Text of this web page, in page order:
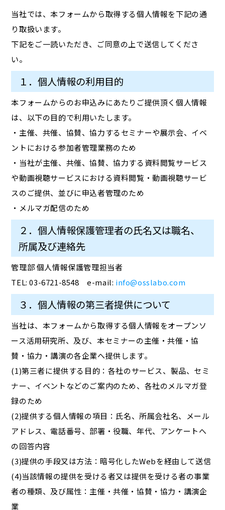
当社では、本フォームから取得する個人情報を下記の通
り取扱います。
下記をご一読いただき、ご同意の上で送信してくださ
い。
１．個人情報の利用目的
本フォームからのお申込みにあたりご提供頂く個人情報
は、以下の目的で利用いたします。
・主催、共催、協賛、協力するセミナーや展示会、イベ
ントにおける参加者管理業務のため
・当社が主催、共催、協賛、協力する資料閲覧サービス
や動画視聴サービスにおける資料閲覧・動画視聴サービ
スのご提供、並びに申込者管理のため
・メルマガ配信のため
２．個人情報保護管理者の氏名又は職名、
所属及び連絡先
管理部 個人情報保護管理担当者
TEL: 03-6721-8548 e-mail: info@osslabo.com
３．個人情報の第三者提供について
当社は、本フォームから取得する個人情報をオープンソ
ース活用研究所、及び、本セミナーの主催・共催・協
賛・協力・講演の各企業へ提供します。
(1)第三者に提供する目的：各社のサービス、製品、セミ
ナー、イベントなどのご案内のため、各社のメルマガ登
録のため
(2)提供する個人情報の項目：氏名、所属会社名、メール
アドレス、電話番号、部署・役職、年代、アンケートへ
の回答内容
(3)提供の手段又は方法：暗号化したWebを経由して送信
(4)当該情報の提供を受ける者又は提供を受ける者の事業
者の種類、及び属性：主催・共催・協賛・協力・講演企
業